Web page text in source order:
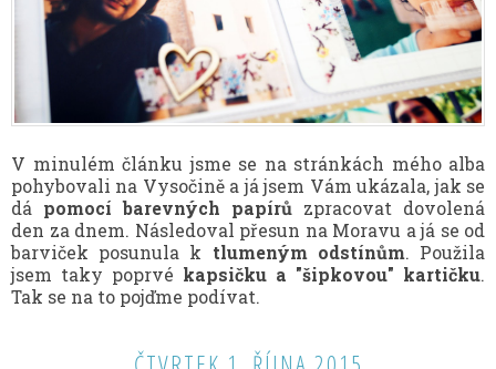
V minulém článku jsme se na stránkách mého alba
pohybovali na Vysočině a já jsem Vám ukázala, jak se
dá pomocí barevných papírů zpracovat dovolená
den za dnem. Následoval přesun na Moravu a já se od
barviček posunula k tlumeným odstínům. Použila
jsem taky poprvé kapsičku a "šipkovou" kartičku.
Tak se na to pojďme podívat.